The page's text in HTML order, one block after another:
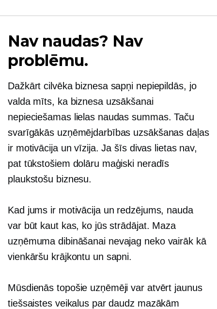
Nav naudas? Nav
problēmu.
Dažkārt cilvēka biznesa sapņi nepiepildās, jo
valda mīts, ka biznesa uzsākšanai
nepieciešamas lielas naudas summas. Taču
svarīgākās uzņēmējdarbības uzsākšanas daļas
ir motivācija un vīzija. Ja šīs divas lietas nav,
pat tūkstošiem dolāru maģiski neradīs
plaukstošu biznesu.
Kad jums ir motivācija un redzējums, nauda
var būt kaut kas, ko jūs strādājat. Maza
uzņēmuma dibināšanai nevajag neko vairāk kā
vienkāršu krājkontu un sapni.
Mūsdienās topošie uzņēmēji var atvērt jaunus
tiešsaistes veikalus par daudz mazākām